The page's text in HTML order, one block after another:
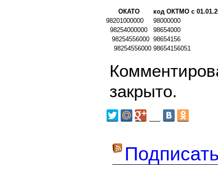
ОКАТО
код ОКТМО с
98201000000
98000000
98254000000
98654000
98254556000 98654156
98254556000 98654156051
закрыто.